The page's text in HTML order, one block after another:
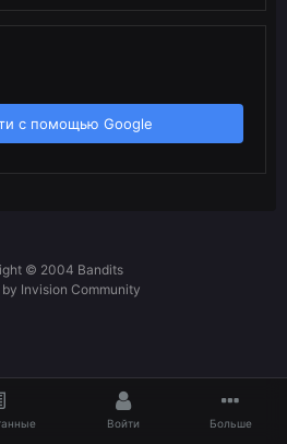
с помощью Google
© 2004 Bandits
Invision Community
Войти Больше